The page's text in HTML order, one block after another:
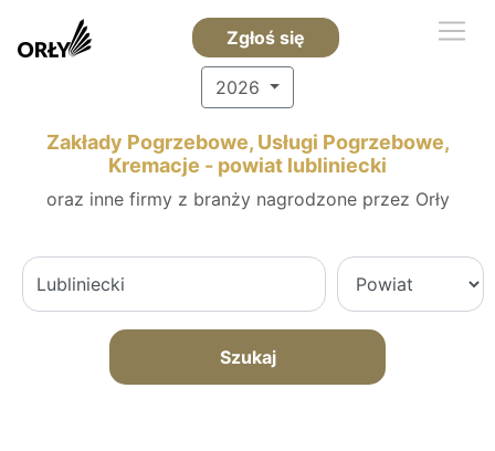
Zgłoś się
2026
Zakłady Pogrzebowe, Usługi Pogrzebowe,
Kremacje - powiat lubliniecki
oraz inne firmy z branży nagrodzone przez Orły
Szukaj